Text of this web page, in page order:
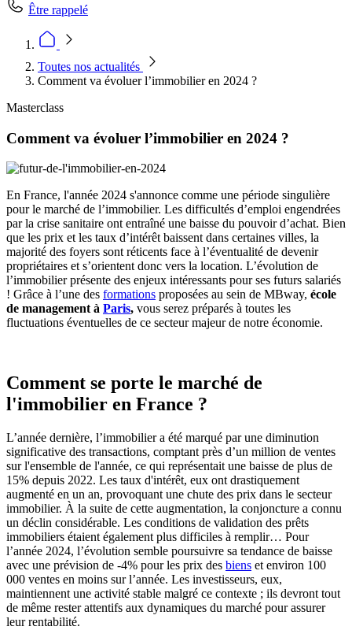
Être rappelé
Toutes nos actualités
Comment va évoluer l’immobilier en 2024 ?
Masterclass
Comment va évoluer l’immobilier en 2024 ?
En France, l'année 2024 s'annonce comme une période singulière
pour le marché de l’immobilier. Les difficultés d’emploi engendrées
par la crise sanitaire ont entraîné une baisse du pouvoir d’achat. Bien
que les prix et les taux d’intérêt baissent dans certaines villes, la
majorité des foyers sont réticents face à l’éventualité de devenir
propriétaires et s’orientent donc vers la location. L’évolution de
l’immobilier présente des enjeux intéressants pour ses futurs salariés
! Grâce à l’une des formations proposées au sein de MBway, école
de management à Paris, vous serez préparés à toutes les
fluctuations éventuelles de ce secteur majeur de notre économie.
Comment se porte le marché de
l'immobilier en France ?
L’année dernière, l’immobilier a été marqué par une diminution
significative des transactions, comptant près d’un million de ventes
sur l'ensemble de l'année, ce qui représentait une baisse de plus de
15% depuis 2022. Les taux d'intérêt, eux ont drastiquement
augmenté en un an, provoquant une chute des prix dans le secteur
immobilier. À la suite de cette augmentation, la conjoncture a connu
un déclin considérable. Les conditions de validation des prêts
immobiliers étaient également plus difficiles à remplir… Pour
l’année 2024, l’évolution semble poursuivre sa tendance de baisse
avec une prévision de -4% pour les prix des biens et environ 100
000 ventes en moins sur l’année. Les investisseurs, eux,
maintiennent une activité stable malgré ce contexte ; ils devront tout
de même rester attentifs aux dynamiques du marché pour assurer
leur rentabilité.